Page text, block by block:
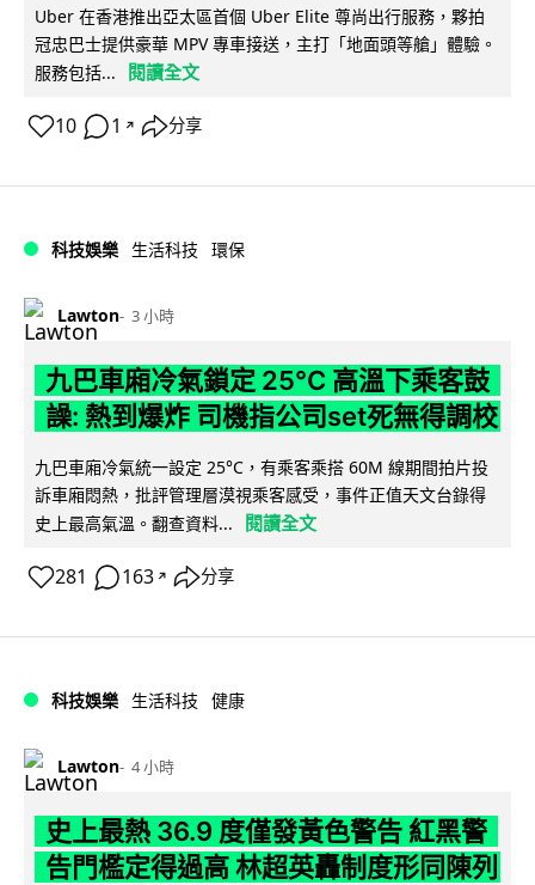
Uber 在香港推出亞太區首個 Uber Elite 尊尚出行服務，夥拍
冠忠巴士提供豪華 MPV 專車接送，主打「地面頭等艙」體驗。
服務包括...
閱讀全文
10 1 ↗ 分享
科技娛樂 生活科技 環保
Lawton 3 小時
九巴車廂冷氣鎖定 25°C 高溫下乘客鼓
譟: 熱到爆炸 司機指公司set死無得調校
九巴車廂冷氣統一設定 25°C，有乘客乘搭 60M 線期間拍片投
訴車廂悶熱，批評管理層漠視乘客感受，事件正值天文台錄得
史上最高氣溫。翻查資料...
閱讀全文
281 163 ↗ 分享
科技娛樂 生活科技 健康
Lawton 4 小時
史上最熱 36.9 度僅發黃色警告 紅黑警
告門檻定得過高 林超英轟制度形同陳列